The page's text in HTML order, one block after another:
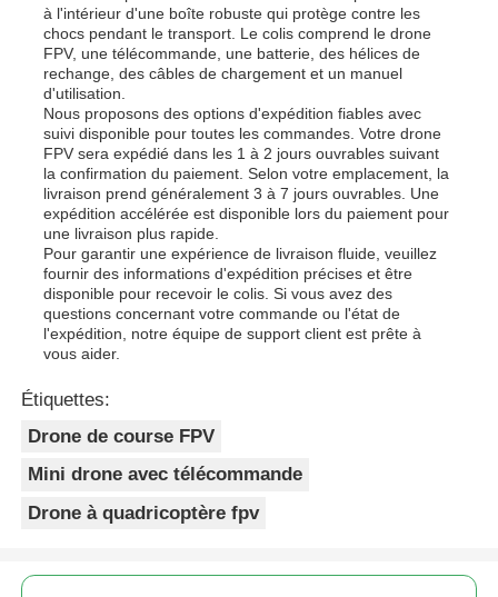
à l'intérieur d'une boîte robuste qui protège contre les
chocs pendant le transport. Le colis comprend le drone
FPV, une télécommande, une batterie, des hélices de
rechange, des câbles de chargement et un manuel
d'utilisation.
Nous proposons des options d'expédition fiables avec
suivi disponible pour toutes les commandes. Votre drone
FPV sera expédié dans les 1 à 2 jours ouvrables suivant
la confirmation du paiement. Selon votre emplacement, la
livraison prend généralement 3 à 7 jours ouvrables. Une
expédition accélérée est disponible lors du paiement pour
une livraison plus rapide.
Pour garantir une expérience de livraison fluide, veuillez
fournir des informations d'expédition précises et être
disponible pour recevoir le colis. Si vous avez des
questions concernant votre commande ou l'état de
l'expédition, notre équipe de support client est prête à
vous aider.
Étiquettes:
Drone de course FPV
Mini drone avec télécommande
Drone à quadricoptère fpv